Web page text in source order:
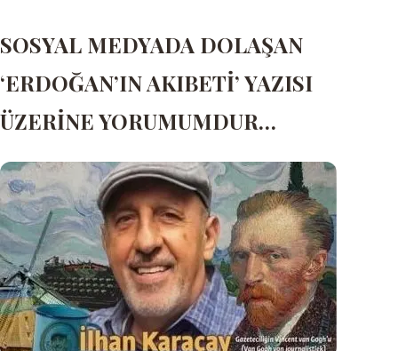
SOSYAL MEDYADA DOLAŞAN
‘ERDOĞAN’IN AKIBETİ’ YAZISI
ÜZERİNE YORUMUMDUR…